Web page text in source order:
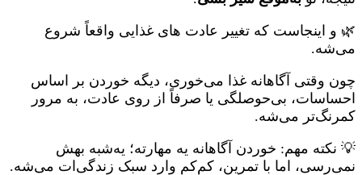
🌿 و اینجاست که تغییر عادت های غذایی واقعاً شروع
می‌شه.
چون وقتی آگاهانه غذا می‌خوری، دیگه خوردن بر اساس
احساسات، بی‌حوصلگی یا صرفاً از روی عادت، به مرور
کمرنگ‌تر می‌شه.
💡 نکته مهم: خوردن آگاهانه یه مهارته؛ یه‌شبه بهش
نمی‌رسی، اما با تمرین، کم‌کم وارد سبک زندگی‌ات می‌شه.